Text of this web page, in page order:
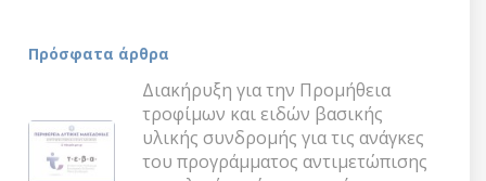
Πρόσφατα άρθρα
Διακήρυξη για την Προμήθεια
τροφίμων και ειδών βασικής
υλικής συνδρομής για τις ανάγκες
του προγράμματος αντιμετώπισης